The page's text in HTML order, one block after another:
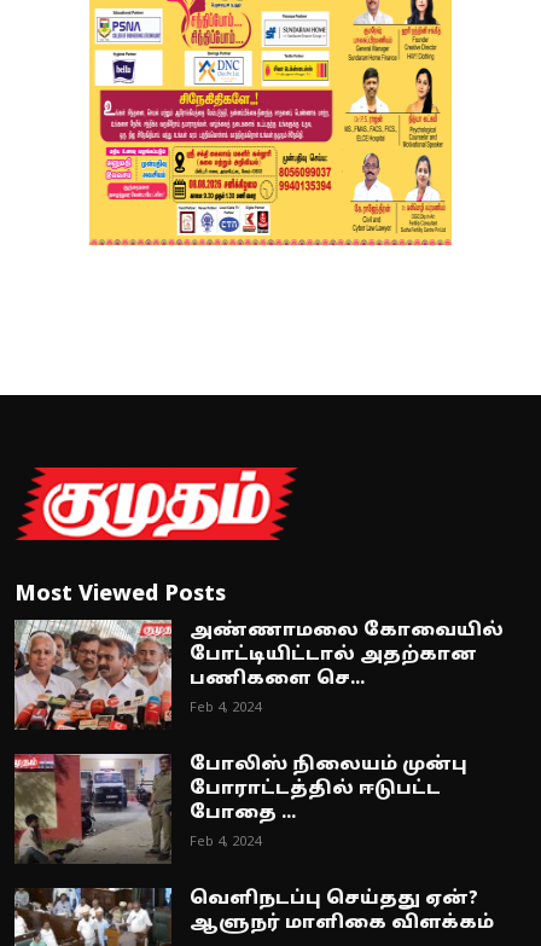
Most Viewed Posts
அண்ணாமலை கோவையில்
போட்டியிட்டால் அதற்கான
பணிகளை செ...
Feb 4, 2024
போலிஸ் நிலையம் முன்பு
போராட்டத்தில் ஈடுபட்ட
போதை ...
Feb 4, 2024
வெளிநடப்பு செய்தது ஏன்?
ஆளுநர் மாளிகை விளக்கம்